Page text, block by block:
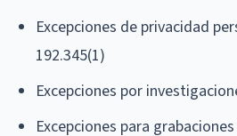
Excepciones de privacidad
192.345(1)
Excepciones por
Excepciones para